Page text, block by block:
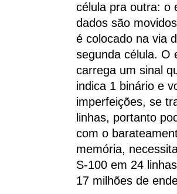
célula pra outra: o
dados são
é colocado na via
segunda célula. O
carrega um sinal
indica 1 binário e
imperfeições, se
linhas, portanto
com o
memória,
S-100 em 24
17 milhões de